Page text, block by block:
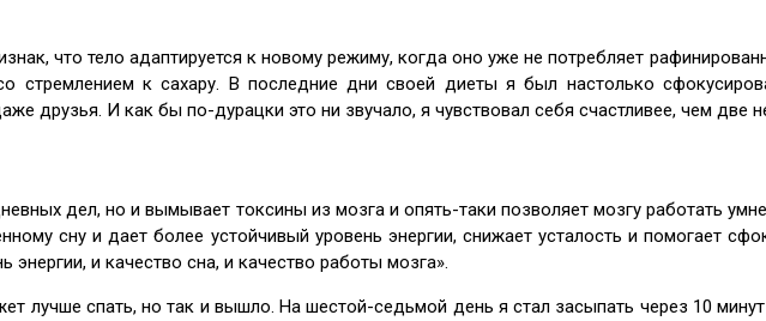
что тело адаптируется к новому режиму, когда оно уже не потребляет
стремлением к сахару. В последние дни своей диеты я был настолько
друзья. И как бы по-дурацки это ни звучало, я чувствовал себя счастливее, чем две
дел, но и вымывает токсины из мозга и опять-таки позволяет мозгу работать
сну и дает более устойчивый уровень энергии, снижает усталость и помогает
и качество сна, и качество работы мозга».
лучше спать, но так и вышло. На шестой-седьмой день я стал засыпать через 10